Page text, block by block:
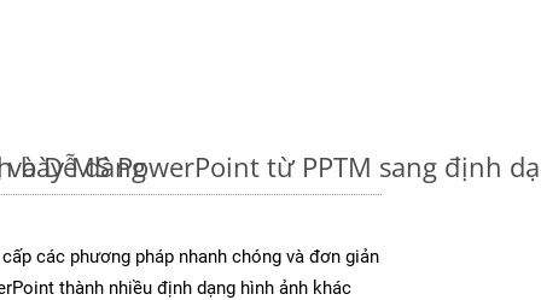
Dễ dàng
bày MS PowerPoint từ PPTM sang định
các phương pháp nhanh chóng và đơn giản
thành nhiều định dạng hình ảnh khác